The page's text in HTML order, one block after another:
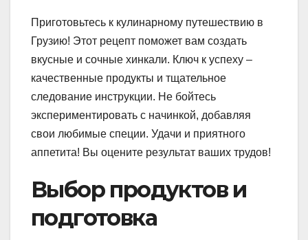
Приготовьтесь к кулинарному путешествию в
Грузию! Этот рецепт поможет вам создать
вкусные и сочные хинкали. Ключ к успеху –
качественные продукты и тщательное
следование инструкции. Не бойтесь
экспериментировать с начинкой, добавляя
свои любимые специи. Удачи и приятного
аппетита! Вы оцените результат ваших трудов!
Выбор продуктов и
подготовка